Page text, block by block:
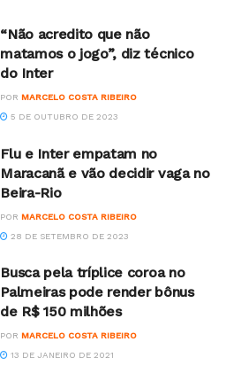
“Não acredito que não
matamos o jogo”, diz técnico
do Inter
POR MARCELO COSTA RIBEIRO
5 DE OUTUBRO DE 2023
Flu e Inter empatam no
Maracanã e vão decidir vaga no
Beira-Rio
POR MARCELO COSTA RIBEIRO
28 DE SETEMBRO DE 2023
Busca pela tríplice coroa no
Palmeiras pode render bônus
de R$ 150 milhões
POR MARCELO COSTA RIBEIRO
13 DE JANEIRO DE 2021